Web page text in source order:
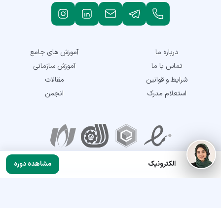
الکترونیک مشاهده دوره
درباره ما
تماس با ما
شرایط و قوانین
استعلام مدرک
آموزش های جامع
آموزش سازمانی
مقالات
انجمن
نمادهای اعتماد